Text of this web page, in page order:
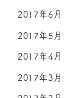
2017年6月
2017年5月
2017年4月
2017年3月